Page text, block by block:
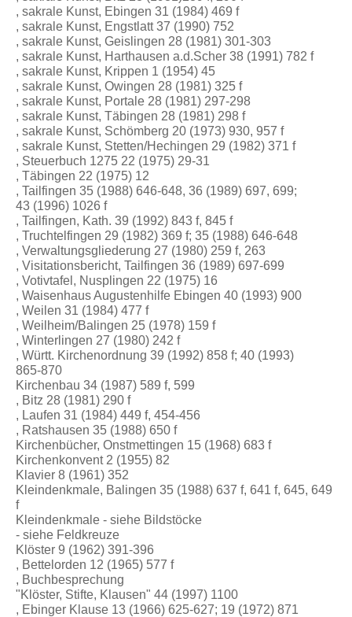
, sakrale Kunst, Ebingen 31 (1984) 469 f
, sakrale Kunst, Engstlatt 37 (1990) 752
, sakrale Kunst, Geislingen 28 (1981) 301-303
, sakrale Kunst, Harthausen a.d.Scher 38 (1991) 782 f
, sakrale Kunst, Krippen 1 (1954) 45
, sakrale Kunst, Owingen 28 (1981) 325 f
, sakrale Kunst, Portale 28 (1981) 297-298
, sakrale Kunst, Täbingen 28 (1981) 298 f
, sakrale Kunst, Schömberg 20 (1973) 930, 957 f
, sakrale Kunst, Stetten/Hechingen 29 (1982) 371 f
, Steuerbuch 1275 22 (1975) 29-31
, Täbingen 22 (1975) 12
, Tailfingen 35 (1988) 646-648, 36 (1989) 697, 699;
43 (1996) 1026 f
, Tailfingen, Kath. 39 (1992) 843 f, 845 f
, Truchtelfingen 29 (1982) 369 f; 35 (1988) 646-648
, Verwaltungsgliederung 27 (1980) 259 f, 263
, Visitationsbericht, Tailfingen 36 (1989) 697-699
, Votivtafel, Nusplingen 22 (1975) 16
, Waisenhaus Augustenhilfe Ebingen 40 (1993) 900
, Weilen 31 (1984) 477 f
, Weilheim/Balingen 25 (1978) 159 f
, Winterlingen 27 (1980) 242 f
, Württ. Kirchenordnung 39 (1992) 858 f; 40 (1993)
865-870
Kirchenbau 34 (1987) 589 f, 599
, Bitz 28 (1981) 290 f
, Laufen 31 (1984) 449 f, 454-456
, Ratshausen 35 (1988) 650 f
Kirchenbücher, Onstmettingen 15 (1968) 683 f
Kirchenkonvent 2 (1955) 82
Klavier 8 (1961) 352
Kleindenkmale, Balingen 35 (1988) 637 f, 641 f, 645, 649
f
Kleindenkmale - siehe Bildstöcke
- siehe Feldkreuze
Klöster 9 (1962) 391-396
, Bettelorden 12 (1965) 577 f
, Buchbesprechung
"Klöster, Stifte, Klausen" 44 (1997) 1100
, Ebinger Klause 13 (1966) 625-627; 19 (1972) 871